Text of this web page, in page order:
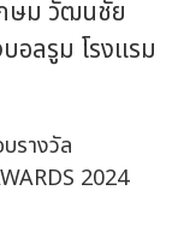
ษม วัฒนชัย
อลรูม โรงแรม